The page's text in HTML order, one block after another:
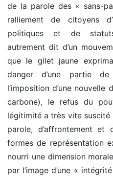
de la parole des « sans-
ralliement de citoyens
politiques et de
autrement dit d’un
que le gilet jaune
danger d’une partie
l’imposition d’une
carbone), le refus du
légitimité a très vite
parole, d’affrontement
formes de représentation
nourri une dimension
par l’image d’une «